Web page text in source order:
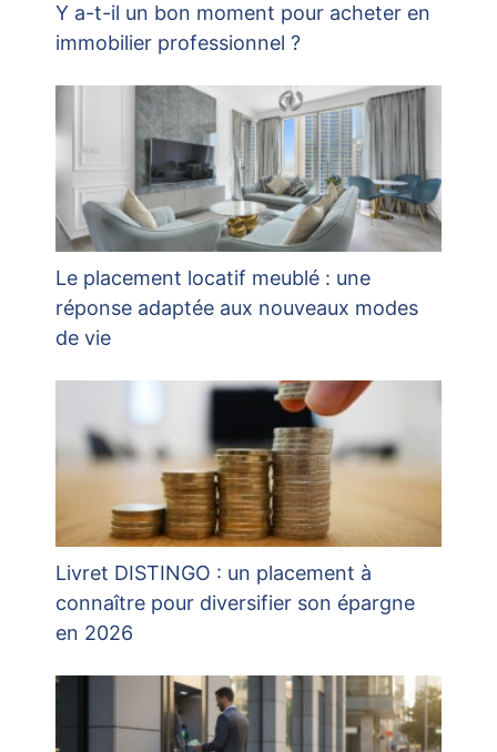
Y a-t-il un bon moment pour acheter en
immobilier professionnel ?
Le placement locatif meublé : une
réponse adaptée aux nouveaux modes
de vie
Livret DISTINGO : un placement à
connaître pour diversifier son épargne
en 2026